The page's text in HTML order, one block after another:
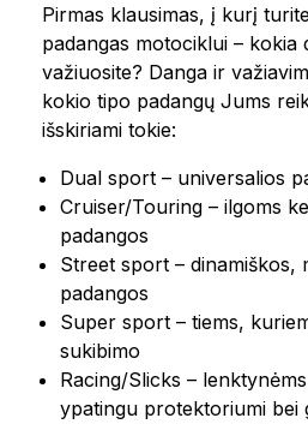
Pirmas klausimas, į kurį
padangas motociklui – kokia
važiuosite? Danga ir
kokio tipo padangų Jums
išskiriami tokie:
Dual sport – universalios
Cruiser/Touring – ilgoms
padangos
Street sport – dinamiškos,
padangos
Super sport – tiems,
sukibimo
Racing/Slicks –
ypatingu protektoriumi bei